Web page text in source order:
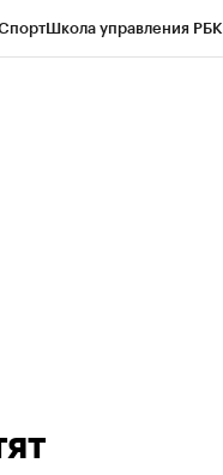
Школа управления РБК